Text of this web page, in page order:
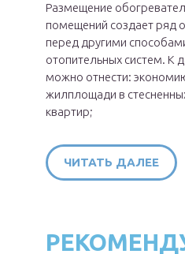
Размещение
помещений создает ряд
перед другими
отопительных систем. К
можно отнести:
жилплощади в
квартир;
ЧИТАТЬ ДАЛЕЕ